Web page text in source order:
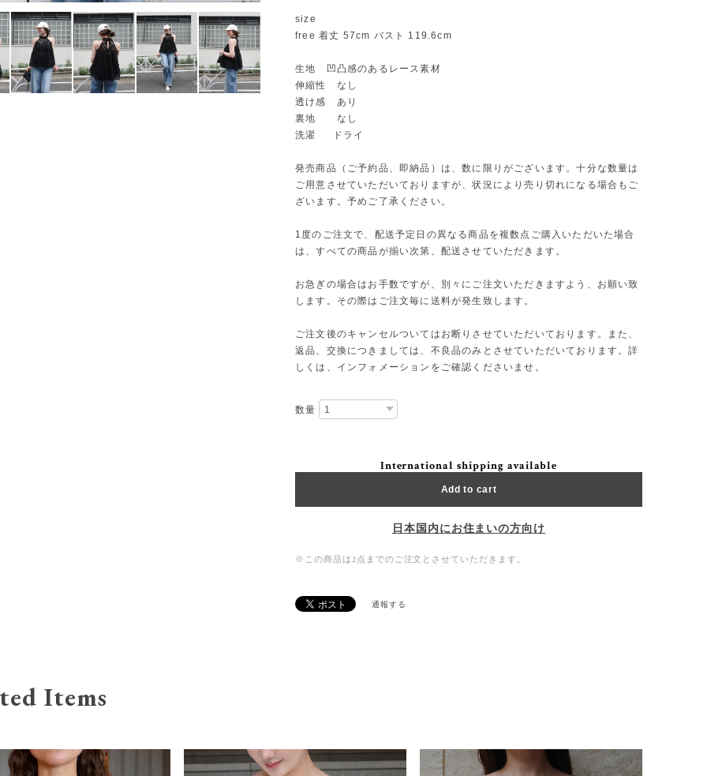
size
free 着丈 57cm バスト 119.6cm
生地 凹凸感のあるレース素材
伸縮性 なし
透け感 あり
裏地 なし
洗濯 ドライ
発売商品（ご予約品、即納品）は、数に限りがございます。十分な数量は
ご用意させていただいておりますが、状況により売り切れになる場合もご
ざいます。予めご了承ください。
1度のご注文で、配送予定日の異なる商品を複数点ご購入いただいた場合
は、すべての商品が揃い次第、配送させていただきます。
お急ぎの場合はお手数ですが、別々にご注文いただきますよう、お願い致
します。その際はご注文毎に送料が発生致します。
ご注文後のキャンセルついてはお断りさせていただいております。また、
返品、交換につきましては、不良品のみとさせていただいております。詳
しくは、インフォメーションをご確認くださいませ。
数量
International shipping available
Add to cart
日本国内にお住まいの方向け
※この商品は2点までのご注文とさせていただきます。
通報する
Items